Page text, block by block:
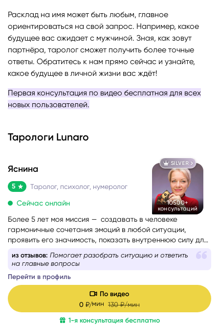
Расклад на имя может быть любым, главное
ориентироваться на свой запрос. Например, какое
будущее вас ожидает с мужчиной. Зная, как зовут
партнёра, таролог сможет получить более точные
ответы. Обратитесь к нам прямо сейчас и узнайте,
какое будущее в личной жизни вас ждёт!
Первая консультация по видео бесплатная для всех
новых пользователей.
Тарологи Lunaro
SILVER
10500+
консультаций
Яснина
5 Таролог, психолог, нумеролог
Сейчас онлайн
Более 5 лет моя миссия — создавать в человеке
гармоничные сочетания эмоций в любой ситуации,
проявить его значимость, показать внутреннюю силу для
самопомощи, сбалансировать энергии в зависимости от
ситуации.
из отзывов: Помогает разобрать ситуацию и ответить
на главные вопросы
Перейти в профиль
По видео
0 ₽/мин 130 ₽/мин
1-я консультация бесплатно